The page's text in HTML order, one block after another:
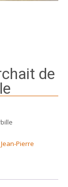
de
Pierre